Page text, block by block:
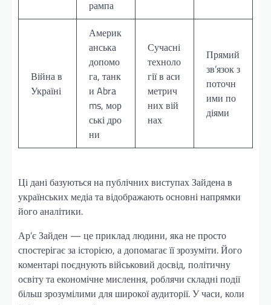
рампа
Війна в
Україні
Америк
анська
допомо
га, танк
и Abra
ms, мор
ські дро
ни
Сучасні
техноло
гії в аси
метрич
них вій
нах
Прямий
зв’язок з
поточн
ими по
діями
Ці дані базуються на публічних виступах Зайдена в
українських медіа та відображають основні напрямки
його аналітики.
Ар’є Зайден — це приклад людини, яка не просто
спостерігає за історією, а допомагає її зрозуміти. Його
коментарі поєднують військовий досвід, політичну
освіту та економічне мислення, роблячи складні події
більш зрозумілими для широкої аудиторії. У часи, коли